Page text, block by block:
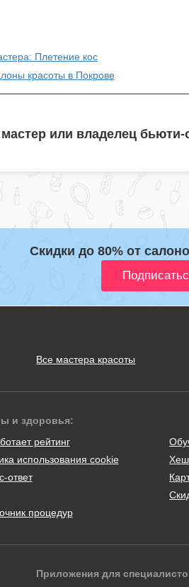
Плетение кос
красоты в Покрове
или владелец бьюти-
Скидки до 80% от
Все мастера красоты
и здоровья:
рейтинг
использования cookie
ответ
процедур
Приложения для